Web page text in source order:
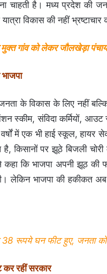
चाहती है। मध्य प्रदेश की
यात्रा विकास की नहीं
गांव को लेकर जौलखेड़ा
के विकास के लिए नहीं
स्कीम, संविदा कर्मियों, आउट
में एक भी हाई स्कूल,
किसानों पर झूठे बिजली
ने कहा कि भाजपा अपनी झूठ
लेकिन भाजपा की हकीकत
रूपये घन फीट हुए, जनता को
कर रहीं सरकार